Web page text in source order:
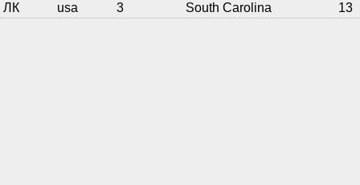
ЛК
usa 3 South Carolina 13